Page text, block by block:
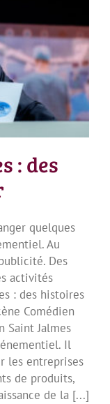
à raconter
: des
quelques
Au
Des
activités
: des histoires
Comédien
Saint Jalmes
Il
les entreprises
de produits,
de la [...]